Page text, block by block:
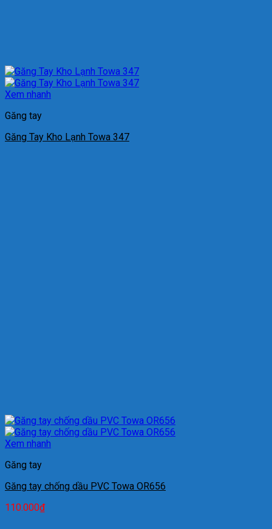
Xem nhanh
Găng tay
Găng Tay Kho Lạnh Towa 347
Xem nhanh
Găng tay
Găng tay chống dầu PVC Towa OR656
110.000₫